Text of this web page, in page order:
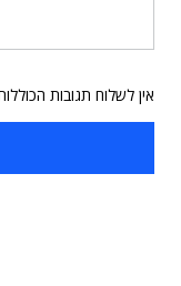
אין לשלוח תגובות